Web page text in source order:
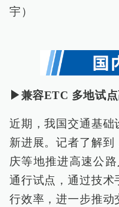
宇）
▶兼容ETC 多地试
近期，我国交通基础
新进展。记者了解到
庆等地推进高速公
通行试点，通过技术
行效率，进一步推动